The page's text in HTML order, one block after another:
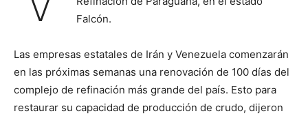
Falcón.
Las empresas estatales de Irán y Venezuela comenzarán
en las próximas semanas una renovación de 100 días del
complejo de refinación más grande del país. Esto para
restaurar su capacidad de producción de crudo, dijeron